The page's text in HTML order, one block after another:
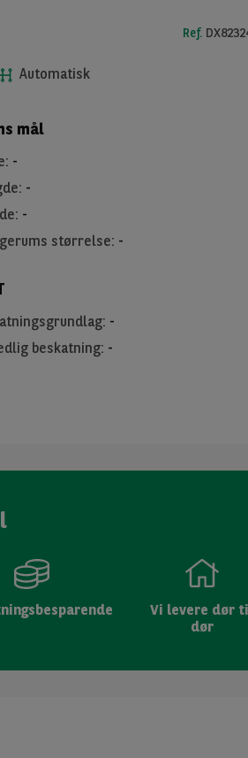
Automatisk
Ref.
mål
: -
: -
: -
størrelse: -
: -
beskatning: -
Vi levere dør
dør